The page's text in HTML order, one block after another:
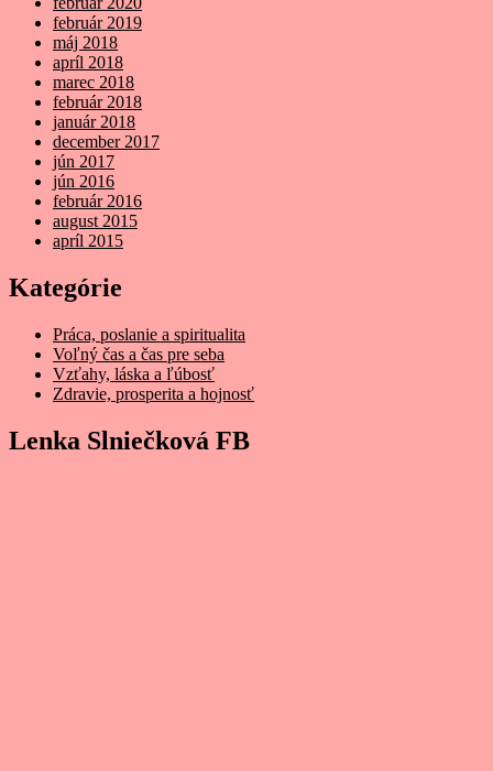
február 2019
máj 2018
apríl 2018
marec 2018
február 2018
január 2018
december 2017
jún 2017
jún 2016
február 2016
august 2015
apríl 2015
Kategórie
Práca, poslanie a spiritualita
Voľný čas a čas pre seba
Vzťahy, láska a ľúbosť
Zdravie, prosperita a hojnosť
Lenka Slniečková FB